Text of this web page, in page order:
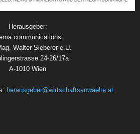
Herausgeber:
communications
Walter Sieberer e.U.
24-26/17a
A-1010 Wien
herausgeber@wirtschaftsanwaelte.at